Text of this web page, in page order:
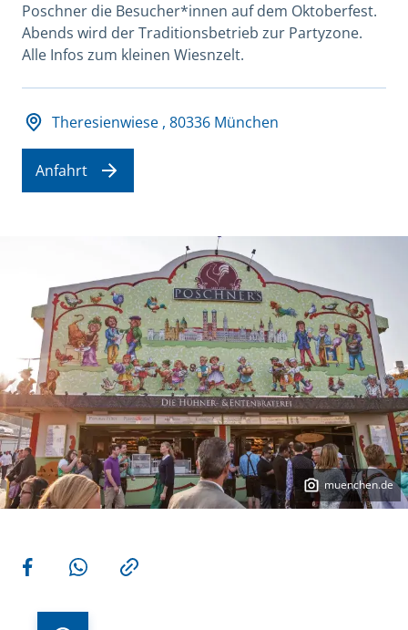
Poschner die Besucher*innen auf dem Oktoberfest.
Abends wird der Traditionsbetrieb zur Partyzone.
Alle Infos zum kleinen Wiesnzelt.
Adresse und Öffnungszeiten
Theresienwiese , 80336 München
Anfahrt
muenchen.de
Weitere Aktionen
Teilen auf Facebook
Teilen via WhatsApp
Kopieren